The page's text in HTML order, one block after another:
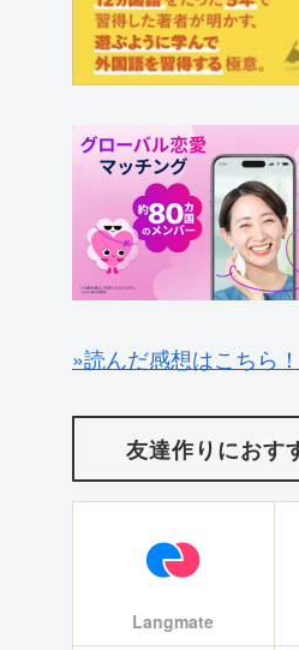
»読んだ感想はこちら！
友達作りにおす
Langmate